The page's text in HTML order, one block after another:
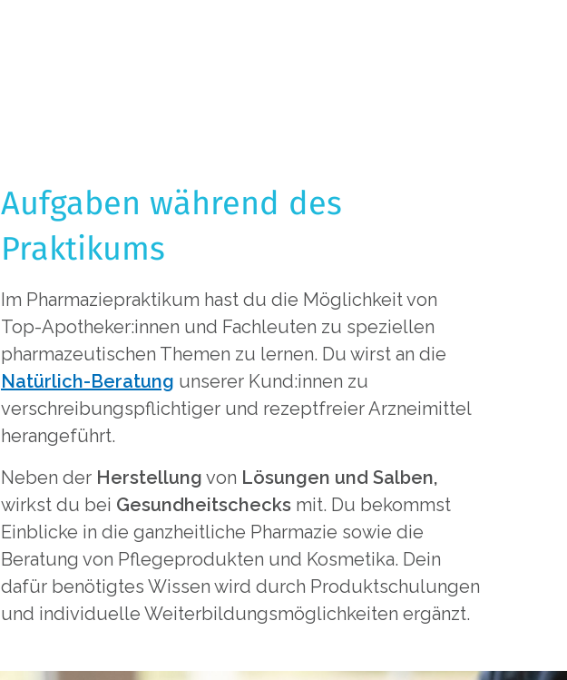
Aufgaben während des
Praktikums
Im Pharmaziepraktikum hast du die Möglichkeit von
Top-Apotheker:innen und Fachleuten zu speziellen
pharmazeutischen Themen zu lernen. Du wirst an die
Natürlich-Beratung unserer Kund:innen zu
verschreibungspflichtiger und rezeptfreier Arzneimittel
herangeführt.
Neben der Herstellung von Lösungen und Salben,
wirkst du bei Gesundheitschecks mit. Du bekommst
Einblicke in die ganzheitliche Pharmazie sowie die
Beratung von Pflegeprodukten und Kosmetika. Dein
dafür benötigtes Wissen wird durch Produktschulungen
und individuelle Weiterbildungs­möglichkeiten ergänzt.